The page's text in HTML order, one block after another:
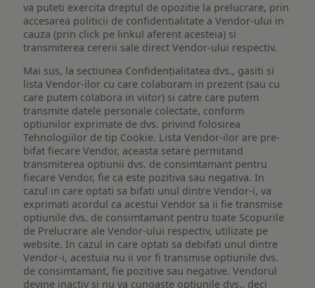
va puteti exercita dreptul de opozitie la prelucrare, prin
accesarea politicii de confidentialitate a Vendor-ului in
cauza (prin click pe linkul aferent acesteia) si
transmiterea cererii sale direct Vendor-ului respectiv.
Mai sus, la sectiunea Confidențialitatea dvs., gasiti si
lista Vendor-ilor cu care colaboram in prezent (sau cu
care putem colabora in viitor) si catre care putem
transmite datele personale colectate, conform
optiunilor exprimate de dvs. privind folosirea
Tehnologiilor de tip Cookie. Lista Vendor-ilor are pre-
bifat fiecare Vendor, aceasta setare permitand
transmiterea optiunii dvs. de consimtamant pentru
fiecare Vendor, fie ca este pozitiva sau negativa. In
cazul in care optati sa bifati unul dintre Vendor-i, va
exprimati acordul ca acestui Vendor sa ii fie transmise
optiunile dvs. de consimtamant pentru toate Scopurile
de Prelucrare ale Vendor-ului respectiv, utilizate pe
website. In cazul in care optati sa debifati unul dintre
Vendor-i, acestuia nu ii vor fi transmise optiunile dvs.
de consimtamant, fie pozitive sau negative. Vendorul
devine inactiv si nu va cunoaste optiunile dvs., deci